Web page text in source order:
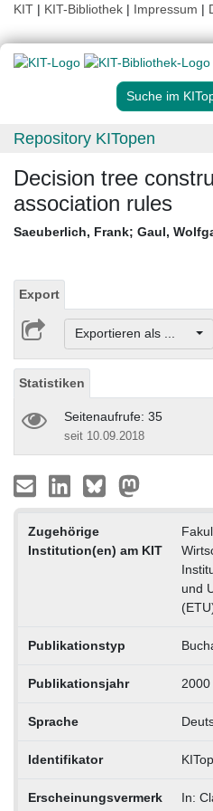
KIT | KIT-Bibliothek | Impressum |
Suche im
Repository KITopen
Decision tree
association rules
Saeuberlich, Frank; Gaul,
Export
Exportieren als ...
Statistiken
Seitenaufrufe: 35
seit 10.09.2018
Zugehörige
Institution(en) am KIT
und
Publikationstyp
Publikationsjahr 2000
Sprache
Identifikator
Erscheinungsvermerk
In: